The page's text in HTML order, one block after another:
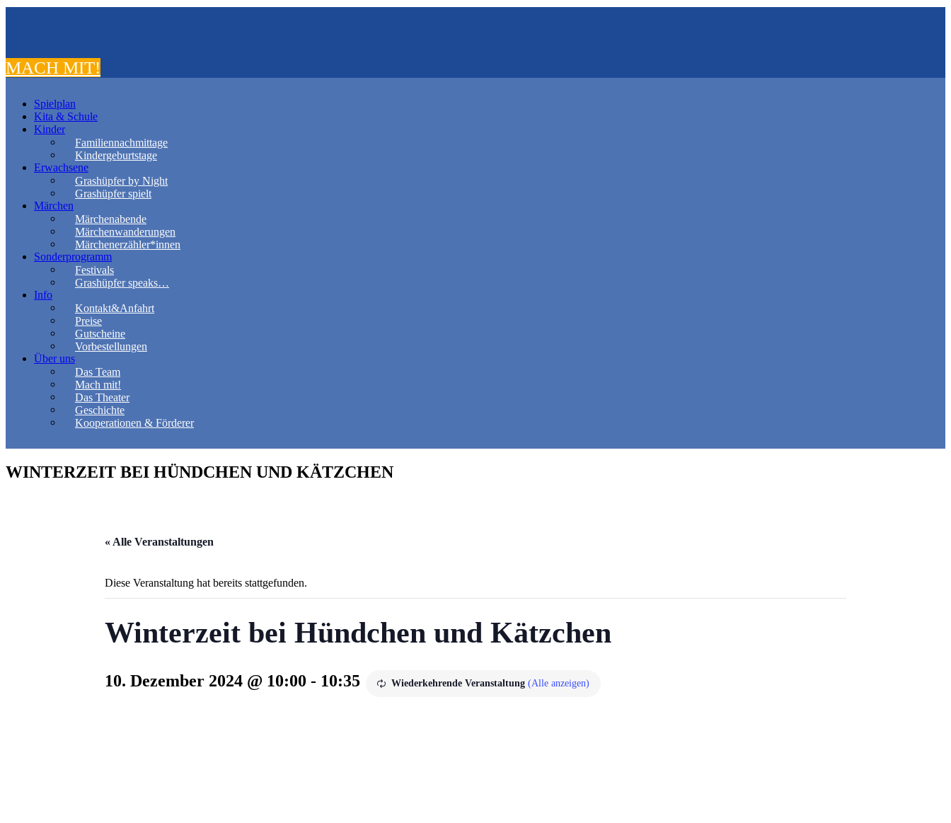
MACH MIT!
Spielplan
Kita & Schule
Kinder
Familiennachmittage
Kindergeburtstage
Erwachsene
Grashüpfer by Night
Grashüpfer spielt
Märchen
Märchenabende
Märchenwanderungen
Märchenerzähler*innen
Sonderprogramm
Festivals
Grashüpfer speaks…
Info
Kontakt&Anfahrt
Preise
Gutscheine
Vorbestellungen
Über uns
Das Team
Mach mit!
Das Theater
Geschichte
Kooperationen & Förderer
WINTERZEIT BEI HÜNDCHEN UND KÄTZCHEN
« Alle Veranstaltungen
Diese Veranstaltung hat bereits stattgefunden.
Winterzeit bei Hündchen und Kätzchen
10. Dezember 2024 @ 10:00 - 10:35 Wiederkehrende Veranstaltung (Alle anzeigen)